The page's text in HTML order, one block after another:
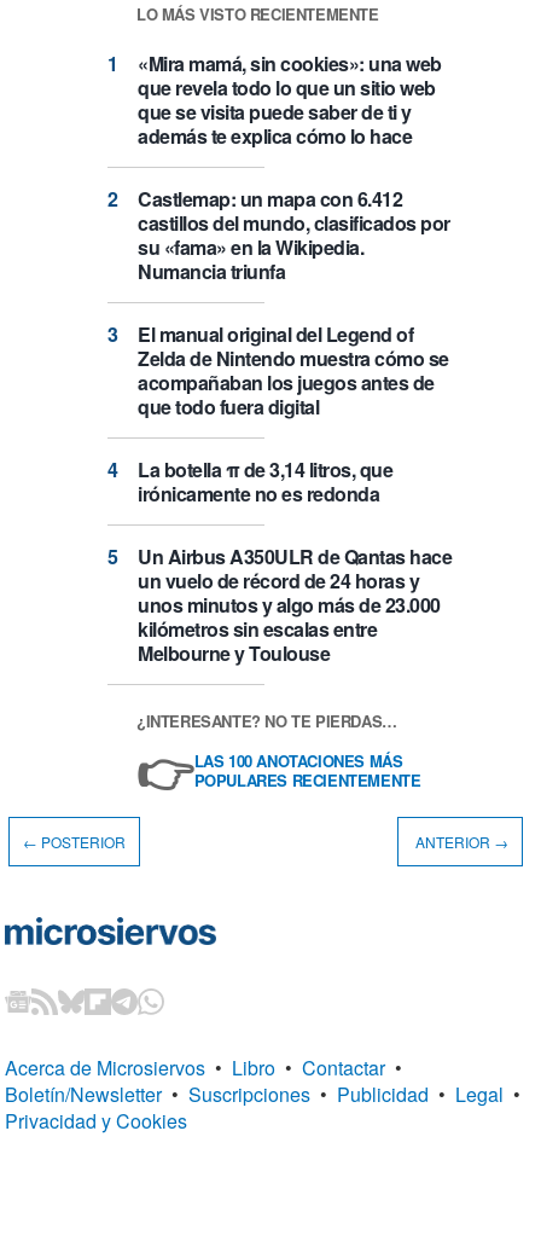
LO MÁS VISTO RECIENTEMENTE
«Mira mamá, sin cookies»: una web
que revela todo lo que un sitio web
que se visita puede saber de ti y
además te explica cómo lo hace
Castlemap: un mapa con 6.412
castillos del mundo, clasificados por
su «fama» en la Wikipedia.
Numancia triunfa
El manual original del Legend of
Zelda de Nintendo muestra cómo se
acompañaban los juegos antes de
que todo fuera digital
La botella π de 3,14 litros, que
irónicamente no es redonda
Un Airbus A350ULR de Qantas hace
un vuelo de récord de 24 horas y
unos minutos y algo más de 23.000
kilómetros sin escalas entre
Melbourne y Toulouse
¿INTERESANTE? NO TE PIERDAS…
👉LAS 100 ANOTACIONES MÁS
POPULARES RECIENTEMENTE
← POSTERIOR ANTERIOR →
Acerca de Microsiervos • Libro • Contactar •
Boletín/Newsletter • Suscripciones • Publicidad • Legal •
Privacidad y Cookies